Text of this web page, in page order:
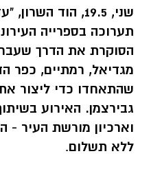
שני, 19.5, הוד
תערוכה בספרייה
הסוקרת את הדרך
מגדיאל, רמתיים, כפר
שהתאחדו כדי ליצור
גבירצמן. האירוע
וארכיון מורשת העיר -
ללא תשלום.